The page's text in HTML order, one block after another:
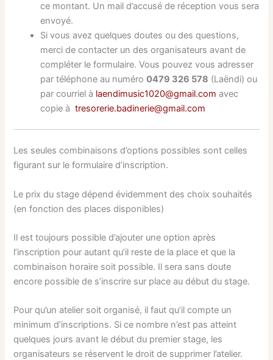
ce montant. Un mail d’accusé de réception vous sera
envoyé.
Si vous avez quelques doutes ou des questions,
merci de contacter un des organisateurs avant de
compléter le formulaire. Vous pouvez vous adresser
par téléphone au numéro0479 326 578 (Laëndi) ou
par courriel à laendimusic1020@gmail.comavec
copie àtresorerie.badinerie@gmail.com
Les seules combinaisons d’options possibles sont celles
figurant sur le formulaire d’inscription.
Le prix du stage dépend évidemment des choix souhaités
(en fonction des places disponibles)
Il est toujours possible d’ajouter une option après
l’inscription pour autant qu’il reste de la place et que la
combinaison horaire soit possible. Il sera sans doute
encore possible de s’inscrire sur place au début du stage.
Pour qu’un atelier soit organisé, il faut qu’il compte un
minimum d’inscriptions. Si ce nombre n’est pas atteint
quelques jours avant le début du premier stage, les
organisateurs se réservent le droit de supprimer l’atelier.